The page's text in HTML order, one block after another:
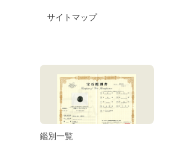
サイトマップ
鑑別一覧